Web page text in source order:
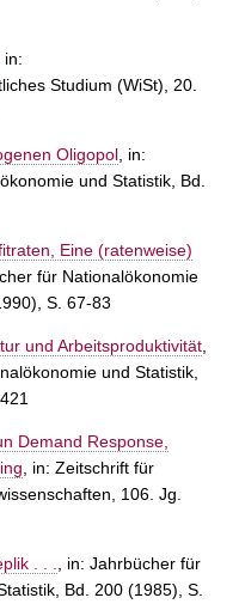
, in:
Studium (WiSt), 20.
Oligopol , in:
und Statistik, Bd.
Eine (ratenweise)
für Nationalökonomie
S. 67-83
und Arbeitsproduktivität
und Statistik,
Demand Response,
, in: Zeitschrift für
106. Jg.
. . .
, in: Jahrbücher für
Bd. 200 (1985), S.